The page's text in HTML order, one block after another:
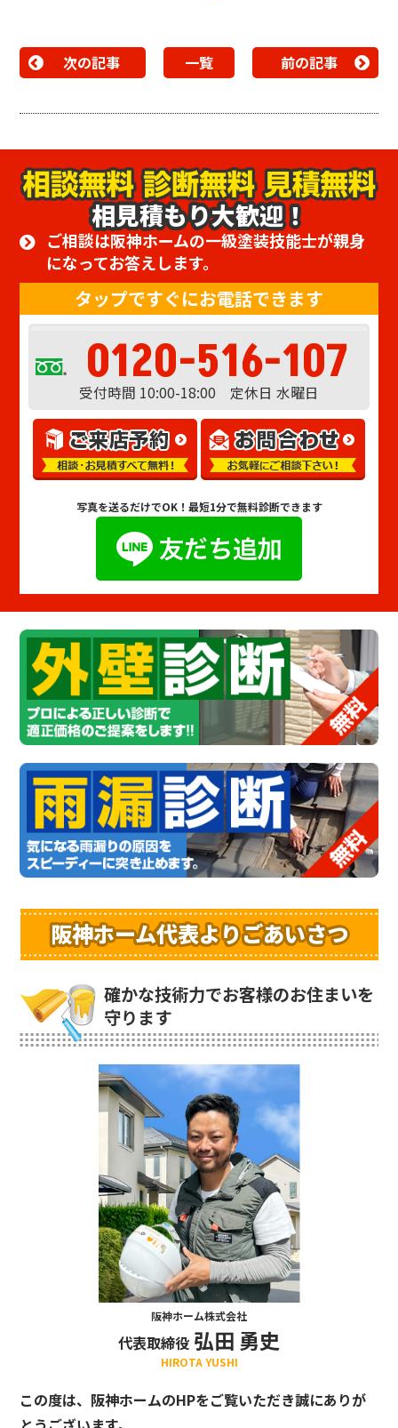
次の記事 一覧 前の記事
相見積もり大歓迎！
ご相談は阪神ホームの一級塗装技能士が親身
になってお答えします。
タップですぐにお電話できます
0120-516-107
受付時間 10:00-18:00 定休日 水曜日
写真を送るだけでOK！ 最短1分で無料診断できます
阪神ホーム代表よりごあいさつ
確かな技術力でお客様のお住まいを
守ります
阪神ホーム株式会社
代表取締役 弘田 勇史
HIROTA YUSHI
この度は、阪神ホームのHPをご覧いただき誠にありが